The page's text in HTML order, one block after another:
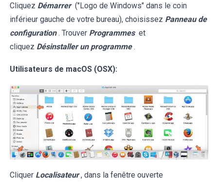
Cliquez Démarrer ("Logo de Windows" dans le coin
inférieur gauche de votre bureau), choisissez Panneau de
configuration . Trouver Programmes et
cliquez Désinstaller un programme .
Utilisateurs de macOS (OSX):
Cliquer Localisateur , dans la fenêtre ouverte